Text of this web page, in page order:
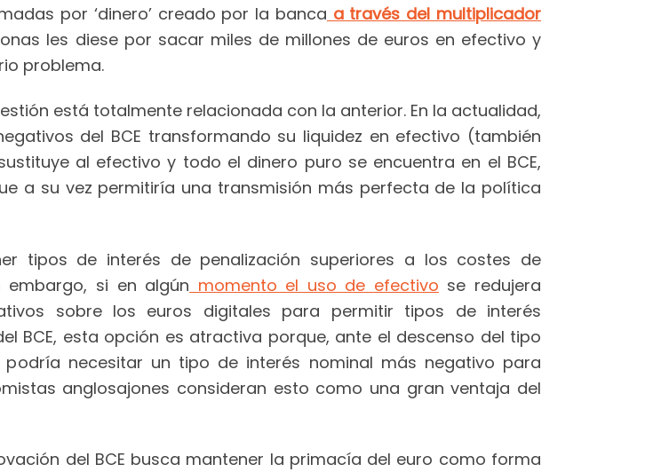
por ‘dinero’ creado por la banca a través del multiplicador
les diese por sacar miles de millones de euros en efectivo y
problema.
está totalmente relacionada con la anterior. En la actualidad,
del BCE transformando su liquidez en efectivo (también
al efectivo y todo el dinero puro se encuentra en el BCE,
a su vez permitiría una transmisión más perfecta de la política
tipos de interés de penalización superiores a los costes de
embargo, si en algún momento el uso de efectivo se redujera
sobre los euros digitales para permitir tipos de interés
BCE, esta opción es atractiva porque, ante el descenso del tipo
necesitar un tipo de interés nominal más negativo para
anglosajones consideran esto como una gran ventaja del
del BCE busca mantener la primacía del euro como forma